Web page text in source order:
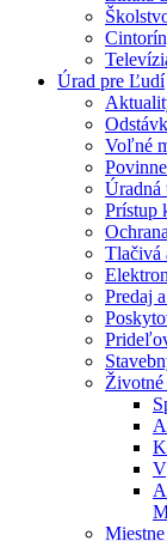
Úrad pre Ľudí
Voľné
Úradná
Prístup
Tlačivá
Predaj
Životné